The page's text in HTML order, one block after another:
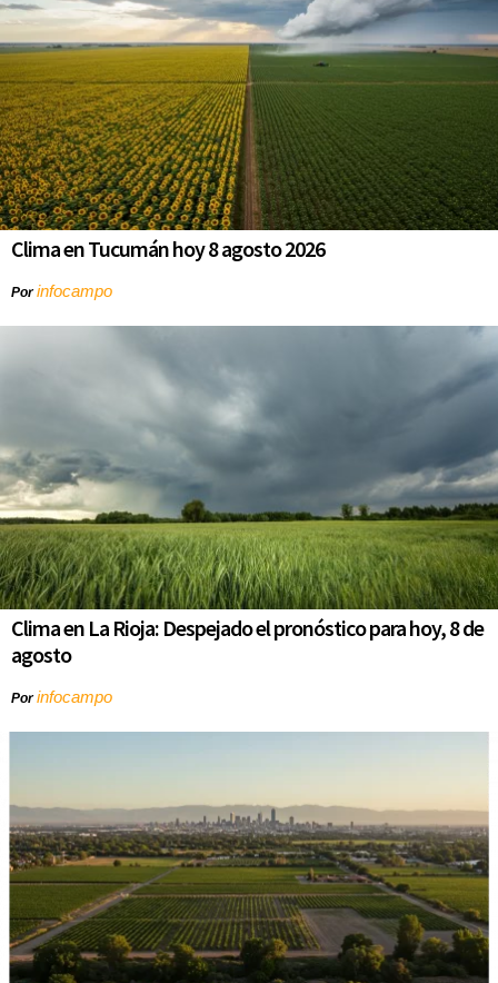
Clima en Tucumán hoy 8 agosto 2026
Porinfocampo
Clima en La Rioja: Despejado el pronóstico para hoy, 8 de
agosto
Porinfocampo